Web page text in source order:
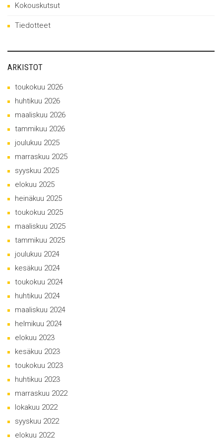
Kokouskutsut
Tiedotteet
ARKISTOT
toukokuu 2026
huhtikuu 2026
maaliskuu 2026
tammikuu 2026
joulukuu 2025
marraskuu 2025
syyskuu 2025
elokuu 2025
heinäkuu 2025
toukokuu 2025
maaliskuu 2025
tammikuu 2025
joulukuu 2024
kesäkuu 2024
toukokuu 2024
huhtikuu 2024
maaliskuu 2024
helmikuu 2024
elokuu 2023
kesäkuu 2023
toukokuu 2023
huhtikuu 2023
marraskuu 2022
lokakuu 2022
syyskuu 2022
elokuu 2022